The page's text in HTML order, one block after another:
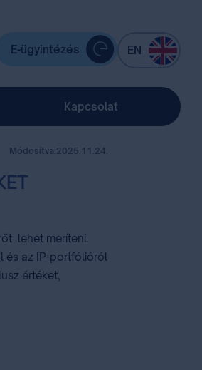
E-ügyintézés EN
Kapcsolat
Módosítva:2025.11.24.
lehet meríteni.
és az IP-portfólióról
értéket,